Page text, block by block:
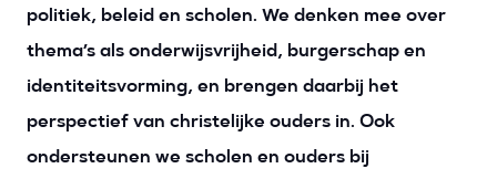
politiek, beleid en scholen. We denken mee over
thema’s als onderwijsvrijheid, burgerschap en
identiteitsvorming, en brengen daarbij het
perspectief van christelijke ouders in. Ook
ondersteunen we scholen en ouders bij